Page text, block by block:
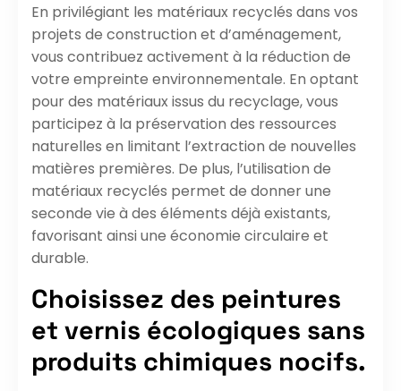
En privilégiant les matériaux recyclés dans vos
projets de construction et d’aménagement,
vous contribuez activement à la réduction de
votre empreinte environnementale. En optant
pour des matériaux issus du recyclage, vous
participez à la préservation des ressources
naturelles en limitant l’extraction de nouvelles
matières premières. De plus, l’utilisation de
matériaux recyclés permet de donner une
seconde vie à des éléments déjà existants,
favorisant ainsi une économie circulaire et
durable.
Choisissez des peintures
et vernis écologiques sans
produits chimiques nocifs.